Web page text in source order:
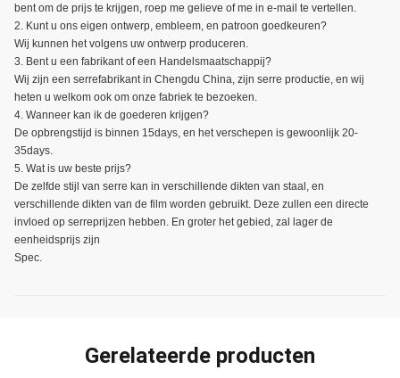
bent om de prijs te krijgen, roep me gelieve of me in e-mail te vertellen.
2. Kunt u ons eigen ontwerp, embleem, en patroon goedkeuren?
Wij kunnen het volgens uw ontwerp produceren.
3. Bent u een fabrikant of een Handelsmaatschappij?
Wij zijn een serrefabrikant in Chengdu China, zijn serre productie, en wij
heten u welkom ook om onze fabriek te bezoeken.
4. Wanneer kan ik de goederen krijgen?
De opbrengstijd is binnen 15days, en het verschepen is gewoonlijk 20-
35days.
5. Wat is uw beste prijs?
De zelfde stijl van serre kan in verschillende dikten van staal, en
verschillende dikten van de film worden gebruikt. Deze zullen een directe
invloed op serreprijzen hebben. En groter het gebied, zal lager de
eenheidsprijs zijn
Spec.
Gerelateerde producten